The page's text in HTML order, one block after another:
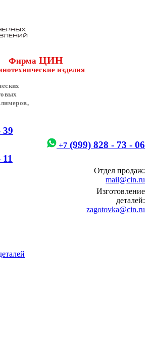
Фирма ЦИН
изделия
39
+7 (999) 828 - 73 - 06
Отдел продаж:
mail@cin.ru
Изготовление
деталей:
zagotovka@cin.ru